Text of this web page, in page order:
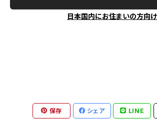
日本国内にお住まいの方向け
保存 シェア LINE